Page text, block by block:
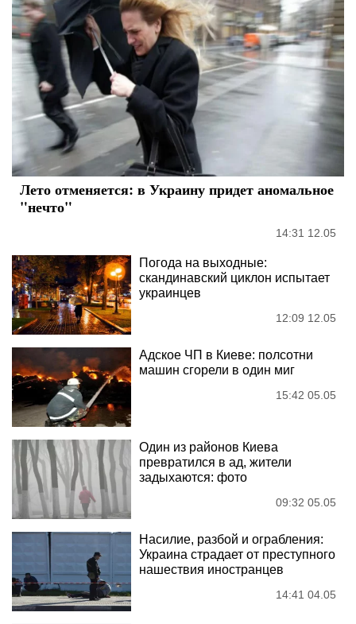
Лето отменяется: в Украину придет аномальное
"нечто"
14:31 12.05
Погода на выходные:
скандинавский циклон испытает
украинцев
12:09 12.05
Адское ЧП в Киеве: полсотни
машин сгорели в один миг
15:42 05.05
Один из районов Киева
превратился в ад, жители
задыхаются: фото
09:32 05.05
Насилие, разбой и ограбления:
Украина страдает от преступного
нашествия иностранцев
14:41 04.05